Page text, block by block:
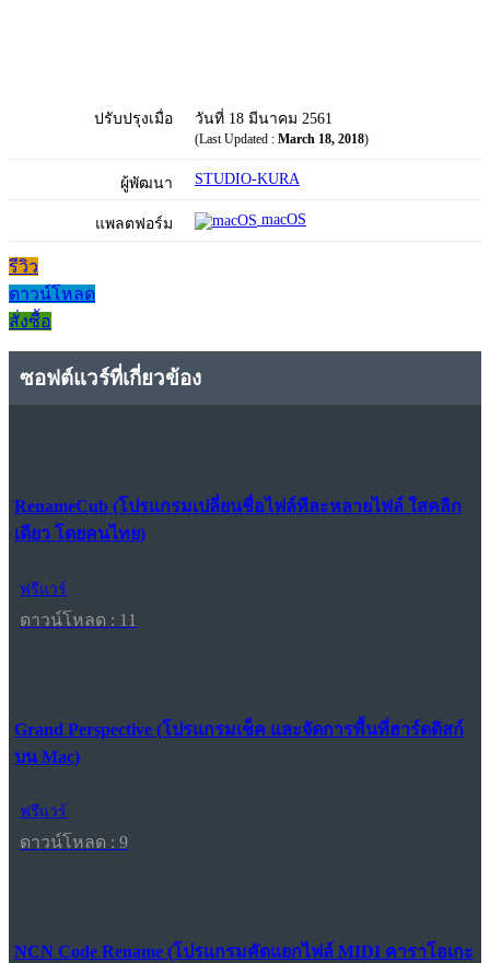
ปรับปรุงเมื่อ วันที่ 18 มีนาคม 2561
(Last Updated : March 18, 2018)
ผู้พัฒนา STUDIO-KURA
แพลตฟอร์ม macOS
รีวิว
ดาวน์โหลด
สั่งซื้อ
ซอฟต์แวร์ที่เกี่ยวข้อง
RenameCub (โปรแกรมเปลี่ยนชื่อไฟล์ทีละหลายไฟล์ ใสคลิก
เดียว โดยคนไทย)
ฟรีแวร์
ดาวน์โหลด : 11
Grand Perspective (โปรแกรมเช็ค และจัดการพื้นที่ฮาร์ดดิสก์
บน Mac)
ฟรีแวร์
ดาวน์โหลด : 9
NCN Code Rename (โปรแกรมคัดแยกไฟล์ MIDI คาราโอเกะ